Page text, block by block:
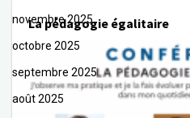
novembre 2025
octobre 2025
septembre 2025
août 2025
La pédagogie égalitaire